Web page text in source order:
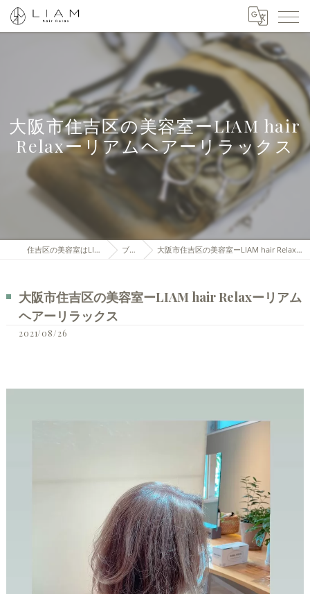
大阪市住吉区の美容室ーLIAM hair
Relaxーリアムヘアーリラックス
住吉区の美容室はLIAM hair Relax ブログ 大阪市住吉区の美容室ーLIAM hair Relaxーリアムヘアーリラックス
大阪市住吉区の美容室ーLIAM hair Relaxーリアム
ヘアーリラックス
2021/08/26